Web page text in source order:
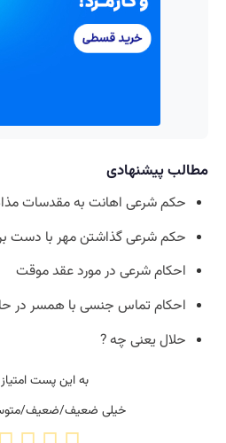
مطالب پیشنهادی
حکم شرعی اهانت به مقدسات
حکم شرعی گذاشتن مهر با دست بر
احکام شرعی در مورد عقد موقت
احکام تماس جنسی با همسر در
حلال یعنی چه ?
به این پست
خیلی ضعیف/ضعیف/